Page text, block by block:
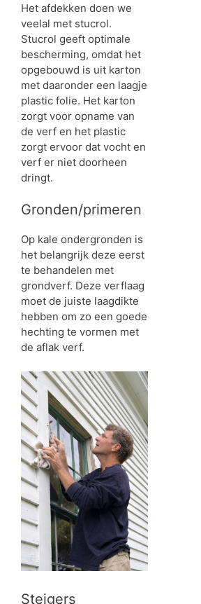
Het afdekken doen we
veelal met stucrol.
Stucrol geeft optimale
bescherming, omdat het
opgebouwd is uit karton
met daaronder een laagje
plastic folie. Het karton
zorgt voor opname van
de verf en het plastic
zorgt ervoor dat vocht en
verf er niet doorheen
dringt.
Gronden/primeren
Op kale ondergronden is
het belangrijk deze eerst
te behandelen met
grondverf. Deze verflaag
moet de juiste laagdikte
hebben om zo een goede
hechting te vormen met
de aflak verf.
Steigers